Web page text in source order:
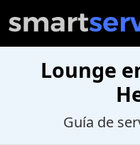
Lounge
Guía de